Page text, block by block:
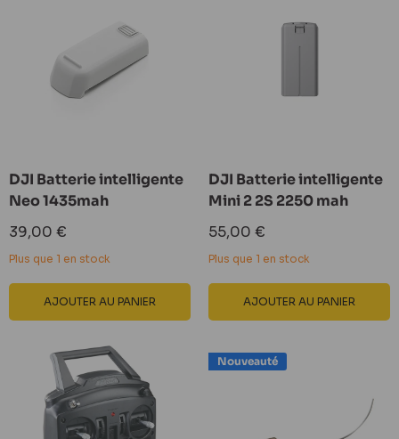
DJI Batterie intelligente
Neo 1435mah
Prix
réduit
39,00 €
Plus que 1 en stock
AJOUTER AU PANIER
DJI Batterie intelligente
Mini 2 2S 2250 mah
Prix
réduit
55,00 €
Plus que 1 en stock
AJOUTER AU PANIER
Nouveauté